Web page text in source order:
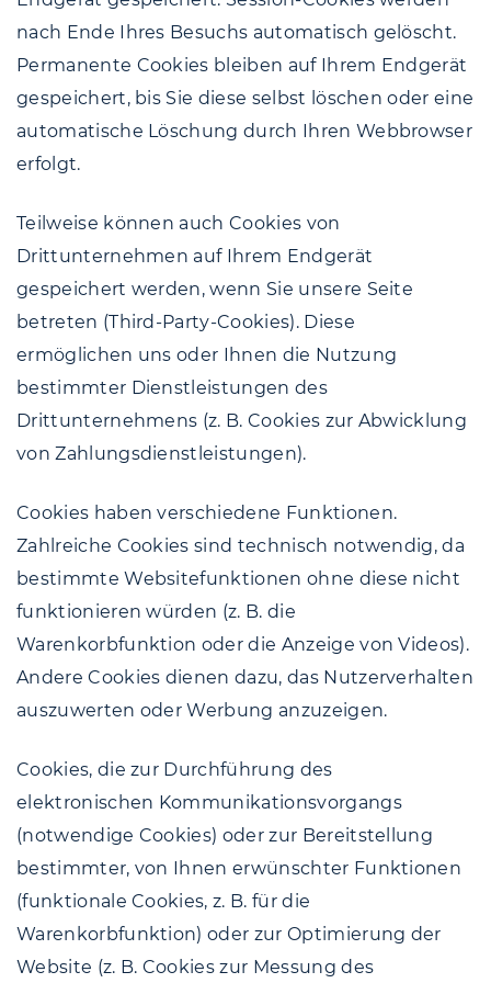
nach Ende Ihres Besuchs automatisch gelöscht.
Permanente Cookies bleiben auf Ihrem Endgerät
gespeichert, bis Sie diese selbst löschen oder eine
automatische Löschung durch Ihren Webbrowser
erfolgt.
Teilweise können auch Cookies von
Drittunternehmen auf Ihrem Endgerät
gespeichert werden, wenn Sie unsere Seite
betreten (Third-Party-Cookies). Diese
ermöglichen uns oder Ihnen die Nutzung
bestimmter Dienstleistungen des
Drittunternehmens (z. B. Cookies zur Abwicklung
von Zahlungsdienstleistungen).
Cookies haben verschiedene Funktionen.
Zahlreiche Cookies sind technisch notwendig, da
bestimmte Websitefunktionen ohne diese nicht
funktionieren würden (z. B. die
Warenkorbfunktion oder die Anzeige von Videos).
Andere Cookies dienen dazu, das Nutzerverhalten
auszuwerten oder Werbung anzuzeigen.
Cookies, die zur Durchführung des
elektronischen Kommunikationsvorgangs
(notwendige Cookies) oder zur Bereitstellung
bestimmter, von Ihnen erwünschter Funktionen
(funktionale Cookies, z. B. für die
Warenkorbfunktion) oder zur Optimierung der
Website (z. B. Cookies zur Messung des